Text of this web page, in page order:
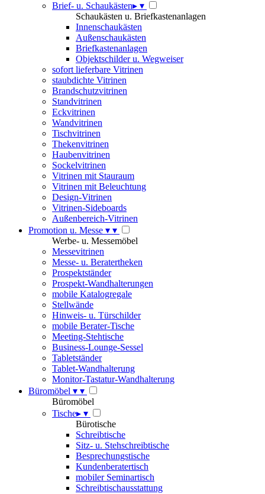
Brief- u. Schaukästen▸ ▾
Schaukästen u. Briefkastenanlagen
Innenschaukästen
Außenschaukästen
Briefkastenanlagen
Objektschilder u. Wegweiser
sofort lieferbare Vitrinen
staubdichte Vitrinen
Brandschutzvitrinen
Standvitrinen
Eckvitrinen
Wandvitrinen
Tischvitrinen
Thekenvitrinen
Haubenvitrinen
Sockelvitrinen
Vitrinen mit Stauraum
Vitrinen mit Beleuchtung
Design-Vitrinen
Vitrinen-Sideboards
Außenbereich-Vitrinen
Promotion u. Messe ▾ ▾
Werbe- u. Messemöbel
Messevitrinen
Messe- u. Beratertheken
Prospektständer
Prospekt-Wandhalterungen
mobile Katalogregale
Stellwände
Hinweis- u. Türschilder
mobile Berater-Tische
Meeting-Stehtische
Business-Lounge-Sessel
Tabletständer
Tablet-Wandhalterung
Monitor-Tastatur-Wandhalterung
Büromöbel ▾ ▾
Büromöbel
Tische▸ ▾
Bürotische
Schreibtische
Sitz- u. Stehschreibtische
Besprechungstische
Kundenberatertisch
mobiler Seminartisch
Schreibtischausstattung